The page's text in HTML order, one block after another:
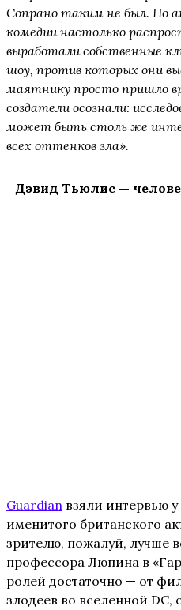
Сопрано таким не был. Но
комедии настолько
выработали собственные
шоу, против которых они
маятнику просто пришло
создатели осознали:
может быть столь же
всех оттенков зла».
Дэвид Тьюлис —
Guardian взяли интервью
именитого британского
зрителю, пожалуй, лучше
профессора Люпина в
ролей достаточно — от
злодеев во вселенной DC,